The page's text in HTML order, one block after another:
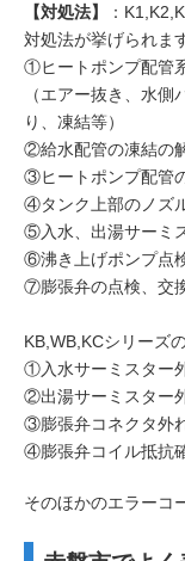
【対処法】
：
対処法が挙げられま
①ヒートポンプ配管
（エアー抜き、水
り、凍結等）
②給水配管の凍結の
③ヒートポンプ配管
④タンク上部のノズ
⑤入水、出湯サーミ
⑥沸き上げポンプ点
⑦膨張弁の点検、交
KB,WB,KCシリーズ
①入水サーミスター
②出湯サーミスター
③膨張弁コネクタ外
④膨張弁コイル抵抗
そのほかのエラーコ